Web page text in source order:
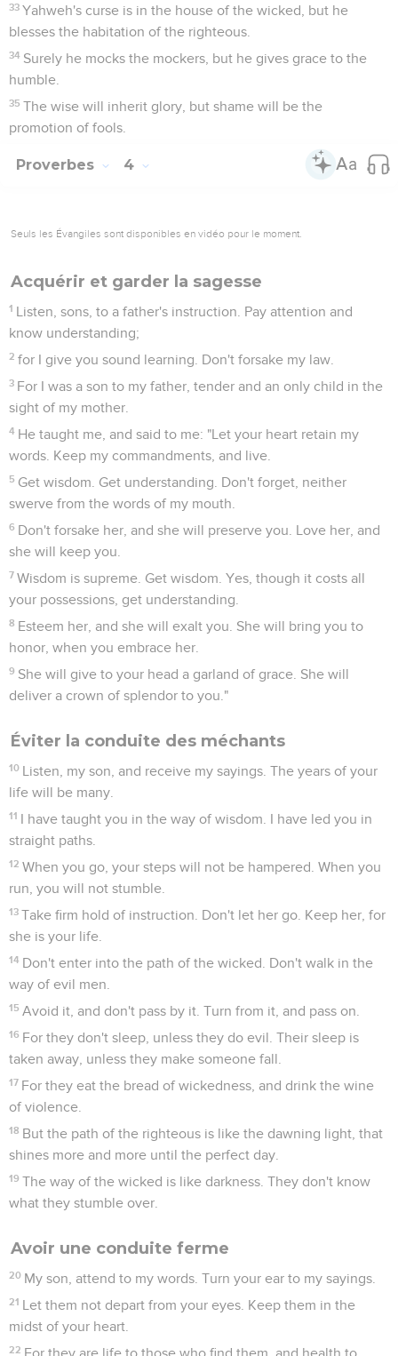
33 Yahweh's curse is in the house of the wicked, but he
blesses the habitation of the righteous.
34 Surely he mocks the mockers, but he gives grace to the
humble.
35 The wise will inherit glory, but shame will be the
promotion of fools.
Proverbes 4
Seuls les Évangiles sont disponibles en vidéo pour le moment.
Acquérir et garder la sagesse
1 Listen, sons, to a father's instruction. Pay attention and
know understanding;
2 for I give you sound learning. Don't forsake my law.
3 For I was a son to my father, tender and an only child in the
sight of my mother.
4 He taught me, and said to me: "Let your heart retain my
words. Keep my commandments, and live.
5 Get wisdom. Get understanding. Don't forget, neither
swerve from the words of my mouth.
6 Don't forsake her, and she will preserve you. Love her, and
she will keep you.
7 Wisdom is supreme. Get wisdom. Yes, though it costs all
your possessions, get understanding.
8 Esteem her, and she will exalt you. She will bring you to
honor, when you embrace her.
9 She will give to your head a garland of grace. She will
deliver a crown of splendor to you."
Éviter la conduite des méchants
10 Listen, my son, and receive my sayings. The years of your
life will be many.
11 I have taught you in the way of wisdom. I have led you in
straight paths.
12 When you go, your steps will not be hampered. When you
run, you will not stumble.
13 Take firm hold of instruction. Don't let her go. Keep her, for
she is your life.
14 Don't enter into the path of the wicked. Don't walk in the
way of evil men.
15 Avoid it, and don't pass by it. Turn from it, and pass on.
16 For they don't sleep, unless they do evil. Their sleep is
taken away, unless they make someone fall.
17 For they eat the bread of wickedness, and drink the wine
of violence.
18 But the path of the righteous is like the dawning light, that
shines more and more until the perfect day.
19 The way of the wicked is like darkness. They don't know
what they stumble over.
Avoir une conduite ferme
20 My son, attend to my words. Turn your ear to my sayings.
21 Let them not depart from your eyes. Keep them in the
midst of your heart.
22 For they are life to those who find them, and health to